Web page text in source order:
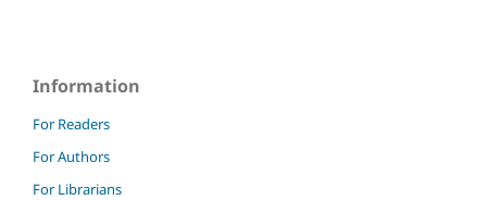
Information
For Readers
For Authors
For Librarians